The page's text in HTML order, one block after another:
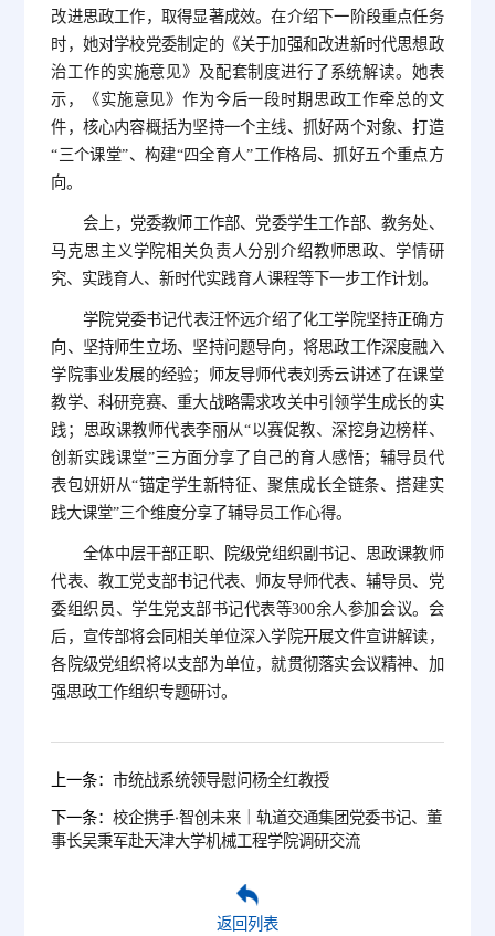
改进思政工作，取得显著成效。在介绍下一阶段重点任务
时，她对学校党委制定的《关于加强和改进新时代思想政
治工作的实施意见》及配套制度进行了系统解读。她表
示，《实施意见》作为今后一段时期思政工作牵总的文
件，核心内容概括为坚持一个主线、抓好两个对象、打造
“三个课堂”、构建“四全育人”工作格局、抓好五个重点方
向。
会上，党委教师工作部、党委学生工作部、教务处、
马克思主义学院相关负责人分别介绍教师思政、学情研
究、实践育人、新时代实践育人课程等下一步工作计划。
学院党委书记代表汪怀远介绍了化工学院坚持正确方
向、坚持师生立场、坚持问题导向，将思政工作深度融入
学院事业发展的经验；师友导师代表刘秀云讲述了在课堂
教学、科研竞赛、重大战略需求攻关中引领学生成长的实
践；思政课教师代表李丽从“以赛促教、深挖身边榜样、
创新实践课堂”三方面分享了自己的育人感悟；辅导员代
表包妍妍从“锚定学生新特征、聚焦成长全链条、搭建实
践大课堂”三个维度分享了辅导员工作心得。
全体中层干部正职、院级党组织副书记、思政课教师
代表、教工党支部书记代表、师友导师代表、辅导员、党
委组织员、学生党支部书记代表等300余人参加会议。会
后，宣传部将会同相关单位深入学院开展文件宣讲解读，
各院级党组织将以支部为单位，就贯彻落实会议精神、加
强思政工作组织专题研讨。
上一条：市统战系统领导慰问杨全红教授
下一条：校企携手·智创未来｜轨道交通集团党委书记、董
事长吴秉军赴天津大学机械工程学院调研交流
返回列表